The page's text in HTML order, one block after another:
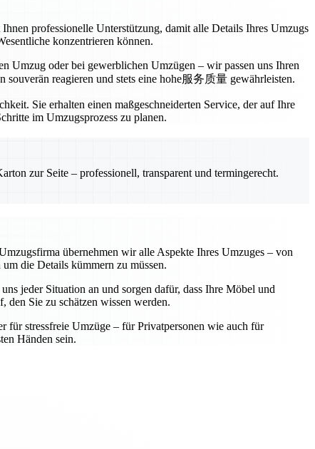
professionelle Unterstützung, damit alle Details Ihres Umzugs
konzentrieren können.
Umzug oder bei gewerblichen Umzügen – wir passen uns Ihren
reagieren und stets eine hohe服务质量 gewährleisten.
Sie erhalten einen maßgeschneiderten Service, der auf Ihre
im Umzugsprozess zu planen.
zur Seite – professionell, transparent und termingerecht.
übernehmen wir alle Aspekte Ihres Umzuges – von
die Details kümmern zu müssen.
jeder Situation an und sorgen dafür, dass Ihre Möbel und
den Sie zu schätzen wissen werden.
für stressfreie Umzüge – für Privatpersonen wie auch für
Händen sein.